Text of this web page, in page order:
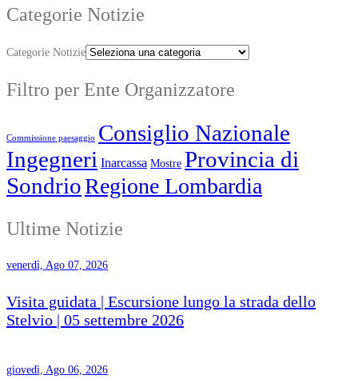
Categorie Notizie
Categorie Notizie
Filtro per Ente Organizzatore
Commissione paesaggio Consiglio Nazionale
Ingegneri Inarcassa Mostre Provincia di
SondrioRegione Lombardia
Ultime Notizie
venerdì, Ago 07, 2026
Visita guidata | Escursione lungo la strada dello
Stelvio | 05 settembre 2026
giovedì, Ago 06, 2026